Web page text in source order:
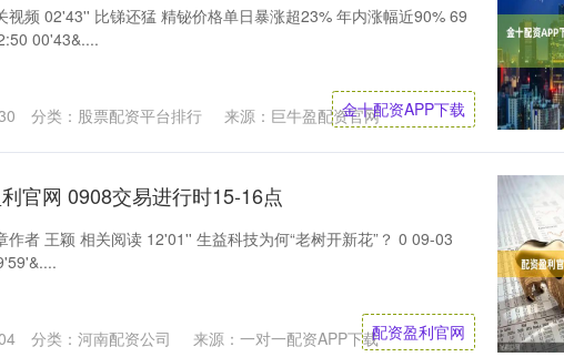
视频 02'43'' 比锑还猛 精铋价格单日暴涨超23% 年内涨幅近90% 69
00'43&....
来源：巨牛盈配资官网
分类： 股票配资平台排行 金十配资APP下载
官网 0908交易进行时15-16点
作者 王颖 相关阅读 12'01'' 生益科技为何“老树开新花”？ 0 09-03
来源：一对一配资APP下载
分类： 河南配资公司 配资盈利官网